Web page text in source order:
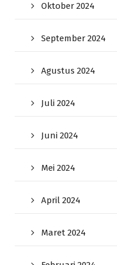
Oktober 2024
September 2024
Agustus 2024
Juli 2024
Juni 2024
Mei 2024
April 2024
Maret 2024